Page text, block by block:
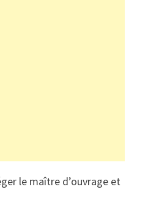
le maître d’ouvrage et